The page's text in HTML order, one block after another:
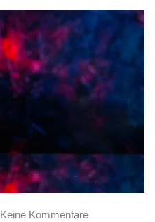
Keine Kommentare